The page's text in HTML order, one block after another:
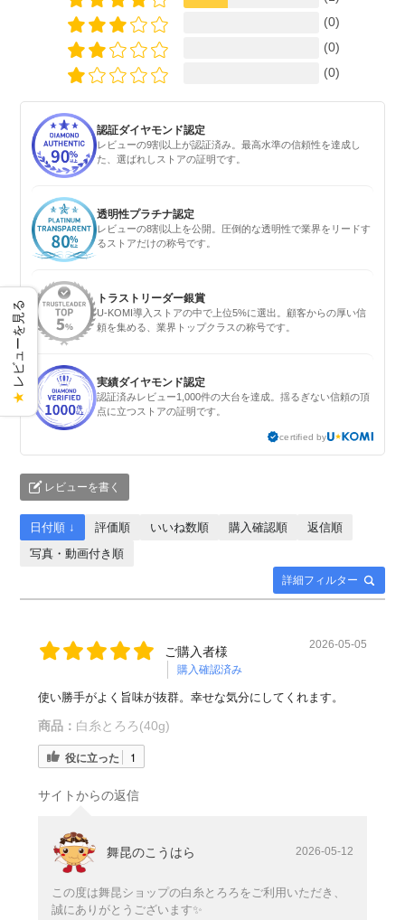
(0)
(0)
(0)
認証ダイヤモンド認定
レビューの9割以上が認証済み。最高水準の信頼性を達成し
た、選ばれしストアの証明です。
透明性プラチナ認定
レビューの8割以上を公開。圧倒的な透明性で業界をリードす
るストアだけの称号です。
トラストリーダー銀賞
U-KOMI導入ストアの中で上位5%に選出。顧客からの厚い信
頼を集める、業界トップクラスの称号です。
実績ダイヤモンド認定
認証済みレビュー1,000件の大台を達成。揺るぎない信頼の頂
点に立つストアの証明です。
certified by
レビューを書く
詳細フィルター
日付順 ↓ 評価順 いいね数順 購入確認順
返信順
写真・動画付き順
ご購入者様
購入確認済み
2026-05-05
使い勝手がよく旨味が抜群。幸せな気分にしてくれます。
商品： 白糸とろろ(40g)
役に立った 1
サイトからの返信
舞昆のこうはら 2026-05-12
この度は舞昆ショップの白糸とろろをご利用いただき、
誠にありがとうございます✨
★
レビューを見る